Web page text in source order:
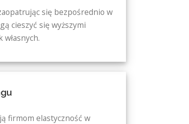
się bezpośrednio w
cieszyć się wyższymi
firmom elastyczność w